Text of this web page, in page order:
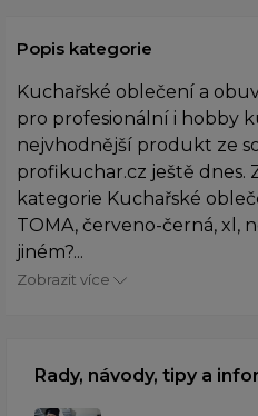
Popis kategorie
Kuchařské oblečení a
pro profesionální i hobby
nejvhodnější produkt ze
profikuchar.cz ještě dnes.
kategorie Kuchařské
TOMA, červeno-černá, xl,
jiném?...
Zobrazit více
Rady, návody, tipy a